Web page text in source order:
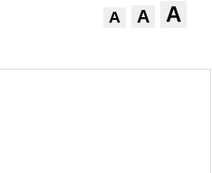
A A A